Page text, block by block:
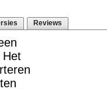
Reviews
Het